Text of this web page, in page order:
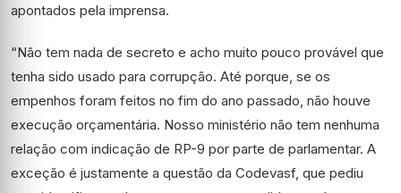
apontados pela imprensa.
“Não tem nada de secreto e acho muito pouco provável que
tenha sido usado para corrupção. Até porque, se os
empenhos foram feitos no fim do ano passado, não houve
execução orçamentária. Nosso ministério não tem nenhuma
relação com indicação de RP-9 por parte de parlamentar. A
exceção é justamente a questão da Codevasf, que pediu